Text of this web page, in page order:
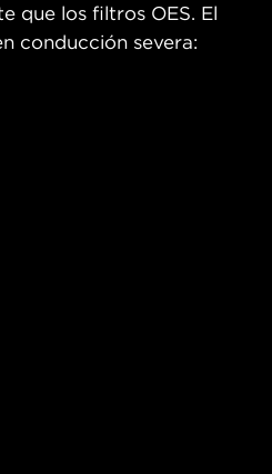
que los filtros OES. El
conducción severa: